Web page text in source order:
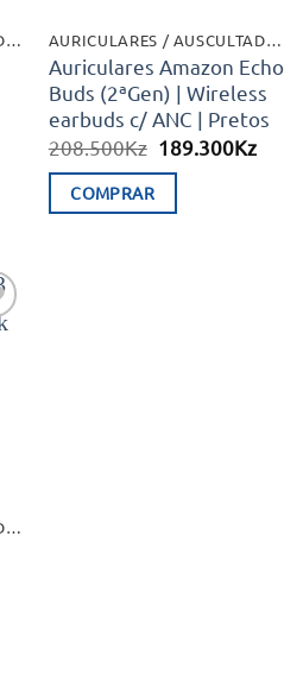
AURICULARES / AUSCULTADORES AURICULARES / AUSCULTADORES
Auriculares Amazon Echo
Buds (2ªGen) | Wireless
earbuds c/ ANC | Pretos
208.500Kz O
era:
189.300KzO
COMPRAR
AURICULARES / AUSCULTADORES